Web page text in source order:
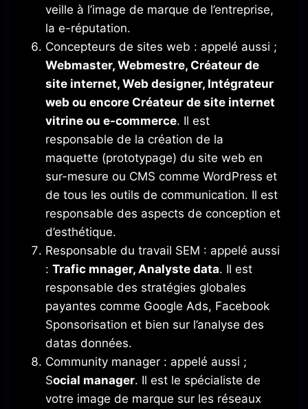
veille à l’image de marque de l’entreprise,
la e-réputation.
Concepteurs de sites web : appelé aussi ;
Webmaster, Webmestre, Créateur de
site internet, Web designer, Intégrateur
web ou encore Créateur de site internet
vitrine ou e-commerce. Il est
responsable de la création de la
maquette (prototypage) du site web en
sur-mesure ou CMS comme WordPress et
de tous les outils de communication. Il est
responsable des aspects de conception et
d’esthétique.
Responsable du travail SEM : appelé aussi
: Trafic mnager, Analyste data. Il est
responsable des stratégies globales
payantes comme Google Ads, Facebook
Sponsorisation et bien sur l’analyse des
datas données.
Community manager: appelé aussi ;
Social manager. Il est le spécialiste de
votre image de marque sur les réseaux